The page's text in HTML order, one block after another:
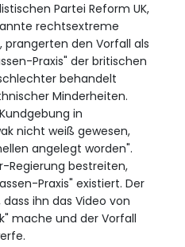
Partei Reform UK,
rechtsextreme
prangerten den Vorfall als
Praxis" der britischen
behandelt
Minderheiten.
in
nicht weiß gewesen,
angelegt worden".
Regierung bestreiten,
Praxis" existiert. Der
ihn das Video von
mache und der Vorfall